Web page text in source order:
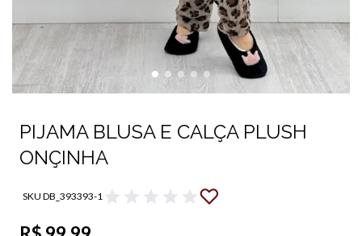
PIJAMA BLUSA E CALÇA PLUSH
ONÇINHA
SKU DB_393393-1